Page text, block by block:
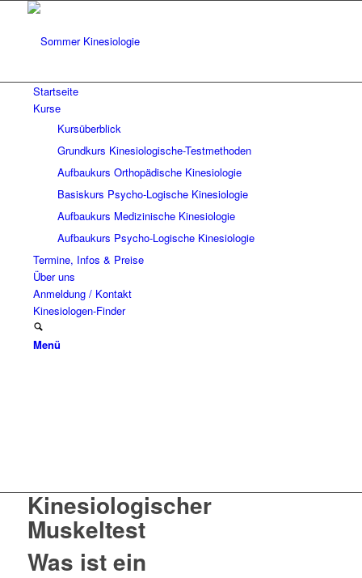
Startseite
Kurse
Kursüberblick
Grundkurs Kinesiologische-Testmethoden
Aufbaukurs Orthopädische Kinesiologie
Basiskurs Psycho-Logische Kinesiologie
Aufbaukurs Medizinische Kinesiologie
Aufbaukurs Psycho-Logische Kinesiologie
Termine, Infos & Preise
Über uns
Anmeldung / Kontakt
Kinesiologen-Finder
Menü
Kinesiologischer
Muskeltest
Was ist ein